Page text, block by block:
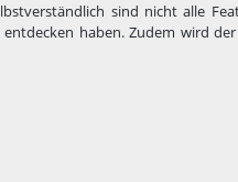
sind nicht alle
haben. Zudem wird